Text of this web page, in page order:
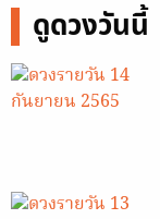
ดูดวงวันนี้